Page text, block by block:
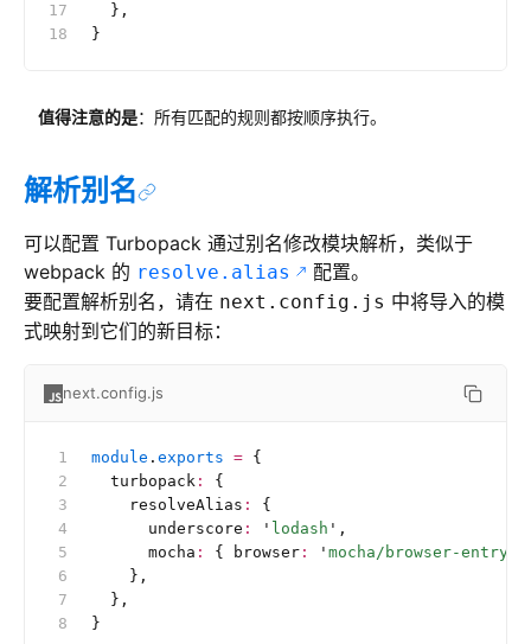
  },
}
值得注意的是：所有匹配的规则都按顺序执行。
解析别名
可以配置 Turbopack 通过别名修改模块解析，类似于
webpack 的 resolve.alias
配置。
要配置解析别名，请在 next.config.js 中将导入的模
式映射到它们的新目标：
next.config.js
module . exports = {
  turbopack
:
{
    resolveAlias
:
{
      underscore
: ' lodash ' ,
      mocha
: { browser : ' mocha/browser-
    },
  },
}